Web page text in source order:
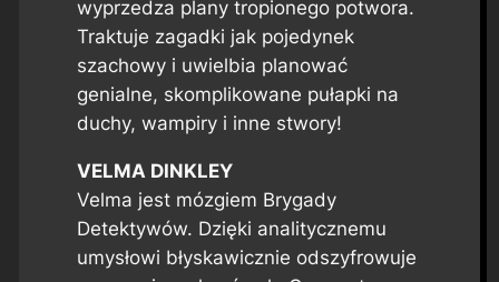
wyprzedza plany tropionego potwora.
Traktuje zagadki jak pojedynek
szachowy i uwielbia planować
genialne, skomplikowane pułapki na
duchy, wampiry i inne stwory!
VELMA DINKLEY
Velma jest mózgiem Brygady
Detektywów. Dzięki analitycznemu
umysłowi błyskawicznie odszyfrowuje